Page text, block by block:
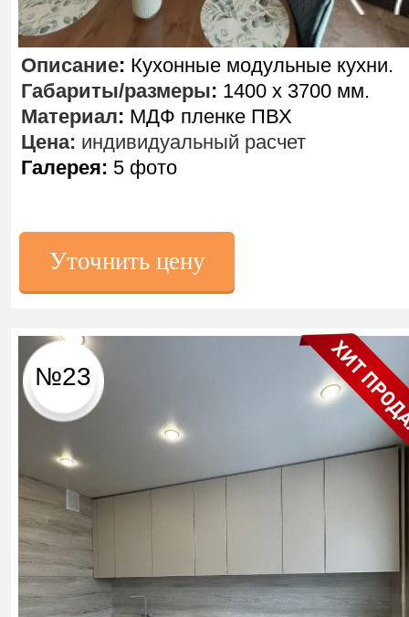
№23
Уточнить цену
Описание: Кухонные модульные кухни.
Габариты/размеры: 1400 х 3700 мм.
Материал: МДФ пленке ПВХ
Цена: индивидуальный расчет
Галерея: 5 фото